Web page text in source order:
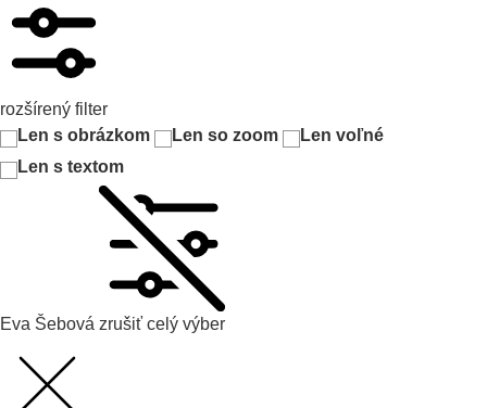
rozšírený filter
Len s obrázkom
Len so zoom
Len voľné
Len s textom
Eva Šebová zrušiť celý výber